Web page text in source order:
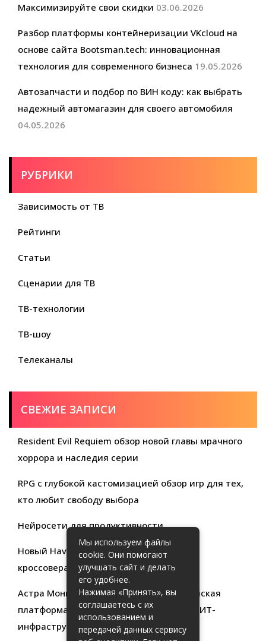
Максимизируйте свои скидки 03.06.2026
Разбор платформы контейнеризации VKcloud на
основе сайта Bootsman.tech: инновационная
технология для современного бизнеса 19.05.2026
Автозапчасти и подбор по ВИН коду: как выбрать
надежный автомагазин для своего автомобиля
04.05.2026
РУБРИКИ
Зависимость от ТВ
Рейтинги
Статьи
Сценарии для ТВ
ТВ-технологии
ТВ-шоу
Телеканалы
СВЕЖИЕ ЗАПИСИ
Resident Evil Requiem обзор новой главы мрачного
хоррора и наследия серии
RPG с глубокой кастомизацией обзор игр для тех,
кто любит свободу выбора
Нейросети для продуктивности
Новый Haval Jolion: обзор современного
кроссовера для активной жизни
Астра Мониторинг: Современная российская
платформа для эффективного контроля ИТ-
инфраструктуры
Мы используем файлы
cookie. Они помогают
улучшать сайт и делать
его удобнее.
Нажимая «Принять», вы
соглашаетесь с их
использованием и
передачей данных сервису